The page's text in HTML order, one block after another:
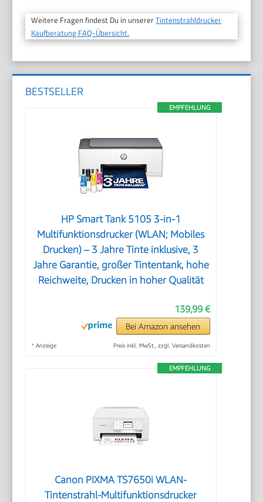
Weitere Fragen findest Du in unsererTintenstrahldrucker
Kaufberatung FAQ-Übersicht.
BESTSELLER
EMPFEHLUNG
HP Smart Tank 5105 3-in-1
Multifunktionsdrucker (WLAN; Mobiles
Drucken) – 3 Jahre Tinte inklusive, 3
Jahre Garantie, großer Tintentank, hohe
Reichweite, Drucken in hoher Qualität
139,99 €
Bei Amazon ansehen
* Anzeige Preis inkl. MwSt., zzgl. Versandkosten
EMPFEHLUNG
Canon PIXMA TS7650i WLAN-
Tintenstrahl-Multifunktionsdrucker